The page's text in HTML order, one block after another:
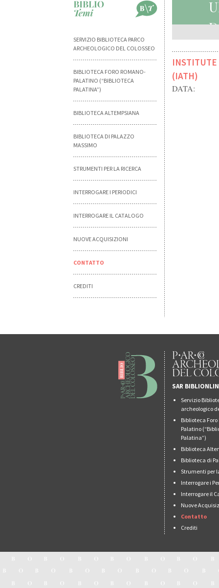
SERVIZIO BIBLIOTECA PARCO
ARCHEOLOGICO DEL COLOSSEO
BIBLIOTECA FORO ROMANO-
PALATINO (“BIBLIOTECA
PALATINA”)
BIBLIOTECA ALTEMPSIANA
BIBLIOTECA DI PALAZZO
MASSIMO
STRUMENTI PER LA RICERCA
INTERROGARE I PERIODICI
INTERROGARE IL CATALOGO
NUOVE ACQUISIZIONI
CONTATTO
CREDITI
INSTITUTE
(IATH)
DATA:
SAR
Servizio
archeologico
Biblioteca
Palatino
Palatina”)
Biblioteca
Biblioteca di
Strumenti per
Interrogare i
Interrogare il
Nuove
Contatto
Crediti